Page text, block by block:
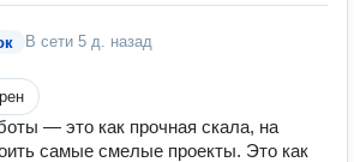
В сети 5 д. назад
— это как прочная скала, на
самые смелые проекты. Это как